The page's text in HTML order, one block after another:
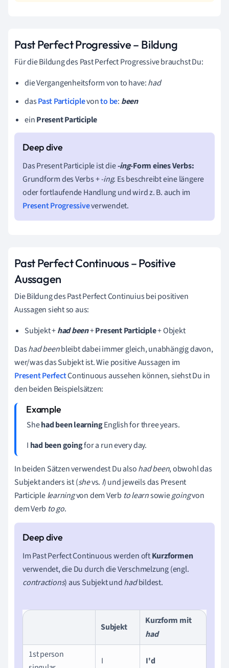
Past Perfect Progressive – Bildung
Für die Bildung des Past Perfect Progressive brauchst Du:
die Vergangenheitsform von to have:had
dasPast Participlevonto be: been
einPresent Participle
Das Present Participle ist die-ing-Form eines Verbs:
Grundform des Verbs +-ing. Es beschreibt eine längere
oder fortlaufende Handlung und wird z. B. auch im
Present Progressiveverwendet.
Past Perfect Continuous – Positive
Aussagen
Die Bildung des Past Perfect Continuius bei positiven
Aussagen sieht so aus:
Subjekt +had been+Present Participle+ Objekt
Dashad beenbleibt dabei immer gleich, unabhängig davon,
wer/was das Subjekt ist. Wie positive Aussagen im
Present PerfectContinuous aussehen können, siehst Du in
den beiden Beispielsätzen:
Shehad been learningEnglish for three years.
I had been goingfor a run every day.
In beiden Sätzen verwendest Du alsohad been, obwohl das
Subjekt anders ist (shevs. I) und jeweils das Present
Participlelearningvon dem Verb to learnsowiegoingvon
dem Verb to go.
Im Past Perfect Continuous werden oftKurzformen
verwendet, die Du durch die Verschmelzung (engl.
contractions) aus Subjekt undhadbildest.
Subjekt
Kurzform mit
had
1st person
I I'd